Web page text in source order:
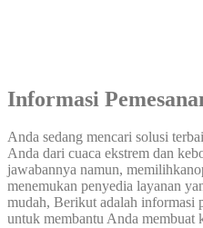
Informasi
Anda sedang mencari solusi
Anda dari cuaca ekstrem dan
jawabannya namun,
menemukan penyedia layanan
mudah, Berikut adalah informasi
untuk membantu Anda membuat